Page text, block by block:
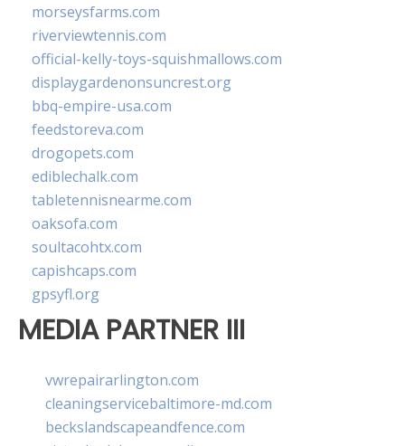
morseysfarms.com
riverviewtennis.com
official-kelly-toys-squishmallows.com
displaygardenonsuncrest.org
bbq-empire-usa.com
feedstoreva.com
drogopets.com
ediblechalk.com
tabletennisnearme.com
oaksofa.com
soultacohtx.com
capishcaps.com
gpsyfl.org
MEDIA PARTNER III
vwrepairarlington.com
cleaningservicebaltimore-md.com
beckslandscapeandfence.com